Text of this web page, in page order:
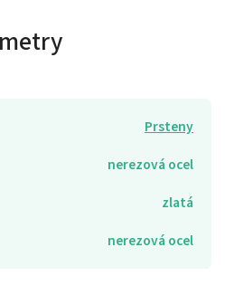
Prsteny
nerezová ocel
zlatá
nerezová ocel